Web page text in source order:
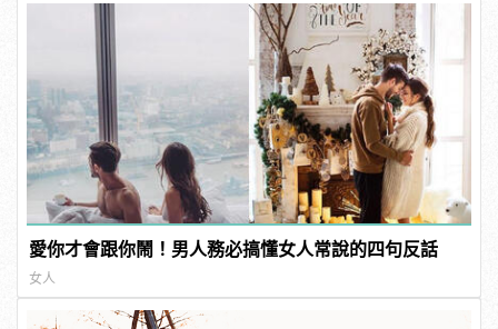
愛你才會跟你鬧！男人務必搞懂女人常說的四句反話
女人